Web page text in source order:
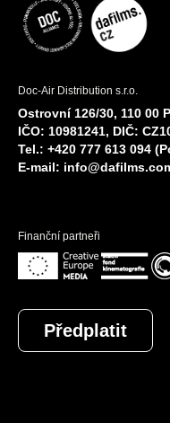
Doc-Air Distribution s.r.o.
Ostrovní 126/30, 110 00
IČO: 10981241, DIČ:
Tel.: +420 777 613 094
E-mail:
Finanční partneři
Předplatit